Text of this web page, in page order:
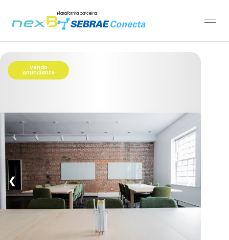
Plataforma parceira:
Venda
Anunciante
❮ ❯